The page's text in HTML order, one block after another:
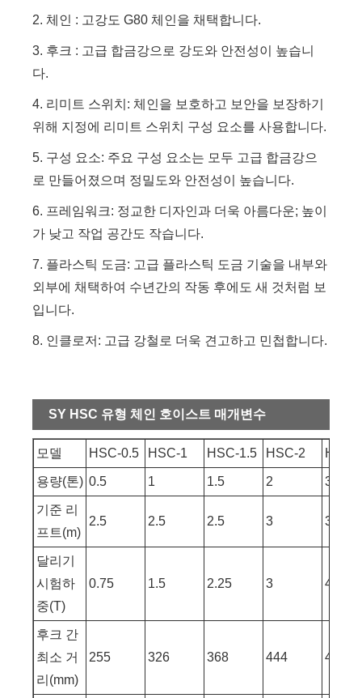
2. 체인 : 고강도 G80 체인을 채택합니다.
3. 후크 : 고급 합금강으로 강도와 안전성이 높습니
다.
4. 리미트 스위치: 체인을 보호하고 보안을 보장하기
위해 지정에 리미트 스위치 구성 요소를 사용합니다.
5. 구성 요소: 주요 구성 요소는 모두 고급 합금강으
로 만들어졌으며 정밀도와 안전성이 높습니다.
6. 프레임워크: 정교한 디자인과 더욱 아름다운; 높이
가 낮고 작업 공간도 작습니다.
7. 플라스틱 도금: 고급 플라스틱 도금 기술을 내부와
외부에 채택하여 수년간의 작동 후에도 새 것처럼 보
입니다.
8. 인클로저: 고급 강철로 더욱 견고하고 민첩합니다.
SY HSC 유형 체인 호이스트 매개변수
모델 HSC-0.5 HSC-1 HSC-1.5 HSC-2 HSC-
용량(톤) 0.5 1 1.5 2 3
기준 리
프트(m)
2.5 2.5 2.5 3 3
달리기
시험하
중(T)
0.75 1.5 2.25 3 4.5
후크 간
최소 거
리(mm)
255 326 368 444 486